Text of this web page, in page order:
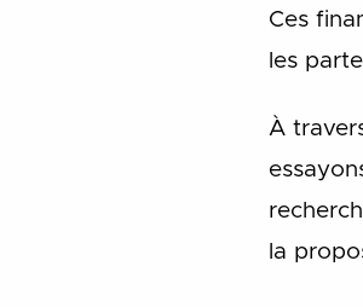
Ces
les
À
la